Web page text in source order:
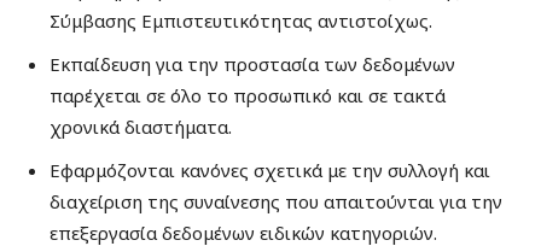
Σύμβασης Εμπιστευτικότητας αντιστοίχως.
Εκπαίδευση για την προστασία των δεδομένων
παρέχεται σε όλο το προσωπικό και σε τακτά
χρονικά διαστήματα.
Εφαρμόζονται κανόνες σχετικά με την συλλογή και
διαχείριση της συναίνεσης που απαιτούνται για την
επεξεργασία δεδομένων ειδικών κατηγοριών.